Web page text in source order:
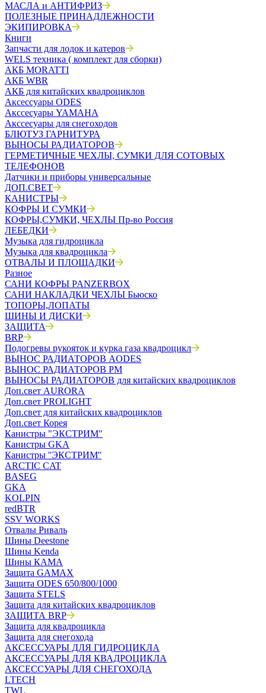
МАСЛА и АНТИФРИЗ
ПОЛЕЗНЫЕ ПРИНАДЛЕЖНОСТИ
ЭКИПИРОВКА
Книги
Запчасти для лодок и катеров
WELS техника ( комплект для сборки)
АКБ MORATTI
АКБ WBR
АКБ для китайских квадроциклов
Аксессуары ODES
Акссесуары YAMAHA
Акссесуары для снегоходов
БЛЮТУЗ ГАРНИТУРА
ВЫНОСЫ РАДИАТОРОВ
ГЕРМЕТИЧНЫЕ ЧЕХЛЫ, СУМКИ ДЛЯ СОТОВЫХ
ТЕЛЕФОНОВ
Датчики и приборы универсальные
ДОП.СВЕТ
КАНИСТРЫ
КОФРЫ И СУМКИ
КОФРЫ,СУМКИ, ЧЕХЛЫ Пр-во Россия
ЛЕБЕДКИ
Музыка для гидроцикла
Музыка для квадроцикла
ОТВАЛЫ И ПЛОЩАДКИ
Разное
САНИ КОФРЫ PANZERBOX
САНИ НАКЛАДКИ ЧЕХЛЫ Бьюско
ТОПОРЫ,ЛОПАТЫ
ШИНЫ И ДИСКИ
ЗАЩИТА
BRP
Подогревы рукояток и курка газа квадроцикл
ВЫНОС РАДИАТОРОВ AODES
ВЫНОС РАДИАТОРОВ РМ
ВЫНОСЫ РАДИАТОРОВ для китайских квадроциклов
Доп.свет AURORA
Доп.свет PROLIGHT
Доп.свет для китайских квадроциклов
Доп.свет Корея
Канистры "ЭКСТРИМ"
Канистры GKA
Канистры ''ЭКСТРИМ''
ARCTIC CAT
BASEG
GKA
KOLPIN
redBTR
SSV WORKS
Отвалы Риваль
Шины Deestone
Шины Kenda
Шины КАМА
Защита GAMAX
Защита ODES 650/800/1000
Защита STELS
Защита для китайских квадроциклов
ЗАЩИТА BRP
Защита для квадроцикла
Защита для снегохода
АКСЕССУАРЫ ДЛЯ ГИДРОЦИКЛА
АКСЕССУАРЫ ДЛЯ КВАДРОЦИКЛА
АКСЕССУАРЫ ДЛЯ СНЕГОХОДА
LTECH
TWL